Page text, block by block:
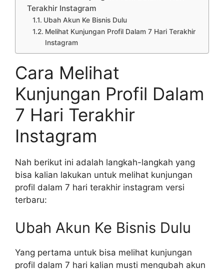
Terakhir Instagram
Ubah Akun Ke Bisnis Dulu
Melihat Kunjungan Profil Dalam 7 Hari Terakhir
Instagram
Cara Melihat
Kunjungan Profil Dalam
7 Hari Terakhir
Instagram
Nah berikut ini adalah langkah-langkah yang
bisa kalian lakukan untuk melihat kunjungan
profil dalam 7 hari terakhir instagram versi
terbaru:
Ubah Akun Ke Bisnis Dulu
Yang pertama untuk bisa melihat kunjungan
profil dalam 7 hari kalian musti mengubah akun